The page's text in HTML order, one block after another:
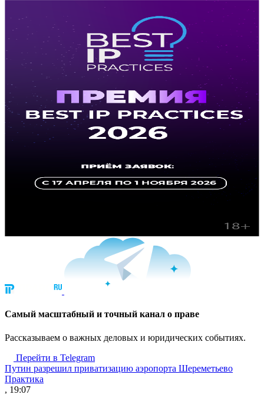
Cамый масштабный и точный канал о праве
Рассказываем о важных деловых и юридических событиях.
Перейти в Telegram
Путин разрешил приватизацию аэропорта Шереметьево
Практика
, 19:07